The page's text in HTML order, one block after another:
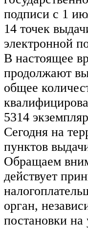
подписи с 1
14 точек
электронной
В настоящее
продолжают
общее
5314
Сегодня на
пунктов
Обращаем
действует
орган,
постановки